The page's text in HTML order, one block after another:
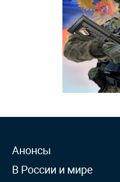
Анонсы
В России и мире